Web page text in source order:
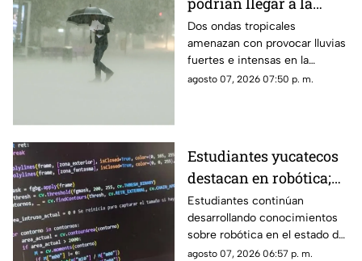
Península de Yucatán y
provocar varios días de
lluvias; esto se sabe
Dos ondas tropicales
amenazan con provocar lluvias
fuertes e intensas en la
Península de Yucatán, por lo
agosto 07, 2026 07:50 p. m.
Estudiantes yucatecos
destacan en robótica;
así convierten los
desechos algo útil
(+Video)
Estudiantes continúan
desarrollando conocimientos
sobre robótica en el estado de
Yucatán. Conoce los detalles.
agosto 07, 2026 06:57 p. m.